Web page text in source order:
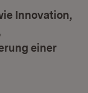
Innovation,
einer